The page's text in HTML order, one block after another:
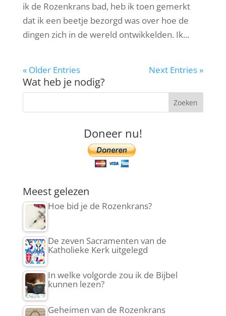
ik de Rozenkrans bad, heb ik toen gemerkt
dat ik een beetje bezorgd was over hoe de
dingen zich in de wereld ontwikkelden. Ik...
« Older Entries Next Entries »
Wat heb je nodig?
Doneer nu!
Meest gelezen
Hoe bid je de Rozenkrans?
De zeven Sacramenten van de
Katholieke Kerk uitgelegd
In welke volgorde zou ik de Bijbel
kunnen lezen?
Geheimen van de Rozenkrans